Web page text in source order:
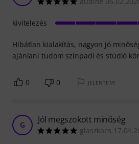
Hibátlan kialakítás, nagyon jó
ajánlani tudom színpadi és stúdió
kivitelezés
0 0 JELENTEM!
G Jól megszokott minőség
glaszkacs